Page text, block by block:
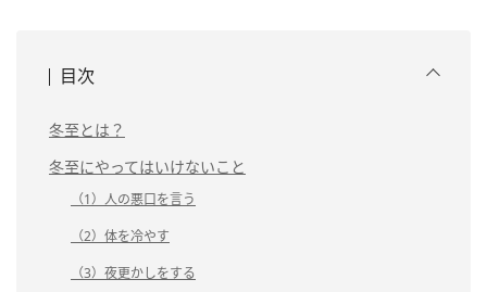
目次
冬至とは？
冬至にやってはいけないこと
（1）人の悪口を言う
（2）体を冷やす
（3）夜更かしをする